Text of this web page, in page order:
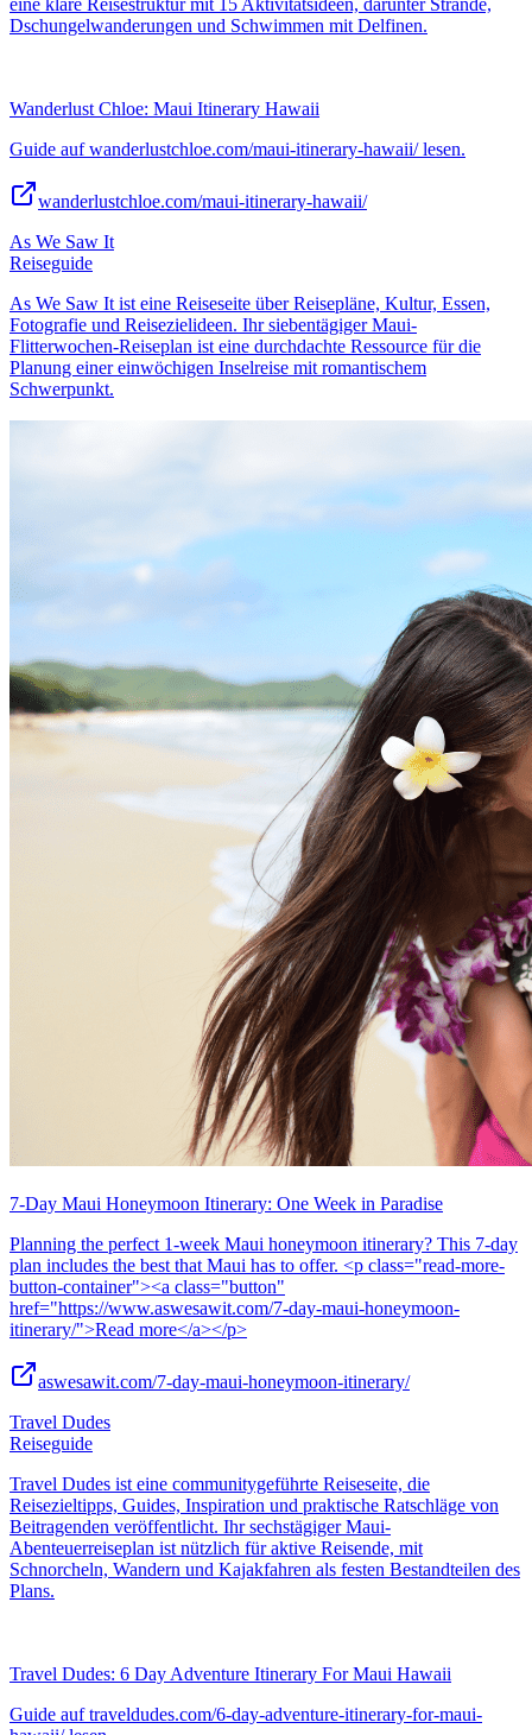
eine klare Reisestruktur mit 15 Aktivitätsideen, darunter Strände,
Dschungelwanderungen und Schwimmen mit Delfinen.
Wanderlust Chloe: Maui Itinerary Hawaii
Guide auf wanderlustchloe.com/maui-itinerary-hawaii/ lesen.
wanderlustchloe.com/maui-itinerary-hawaii/
As We Saw It
Reiseguide
As We Saw It ist eine Reiseseite über Reisepläne, Kultur, Essen,
Fotografie und Reisezielideen. Ihr siebentägiger Maui-
Flitterwochen-Reiseplan ist eine durchdachte Ressource für die
Planung einer einwöchigen Inselreise mit romantischem
Schwerpunkt.
7-Day Maui Honeymoon Itinerary: One Week in Paradise
Planning the perfect 1-week Maui honeymoon itinerary? This 7-day
plan includes the best that Maui has to offer. <p class="read-more-
button-container"><a class="button"
href="https://www.aswesawit.com/7-day-maui-honeymoon-
itinerary/">Read more</a></p>
aswesawit.com/7-day-maui-honeymoon-itinerary/
Travel Dudes
Reiseguide
Travel Dudes ist eine communitygeführte Reiseseite, die
Reisezieltipps, Guides, Inspiration und praktische Ratschläge von
Beitragenden veröffentlicht. Ihr sechstägiger Maui-
Abenteuerreiseplan ist nützlich für aktive Reisende, mit
Schnorcheln, Wandern und Kajakfahren als festen Bestandteilen des
Plans.
Travel Dudes: 6 Day Adventure Itinerary For Maui Hawaii
Guide auf traveldudes.com/6-day-adventure-itinerary-for-maui-